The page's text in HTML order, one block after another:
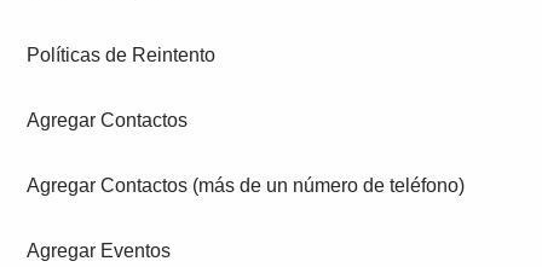
Políticas de Reintento
Agregar Contactos
Agregar Contactos (más de un número de teléfono)
Agregar Eventos